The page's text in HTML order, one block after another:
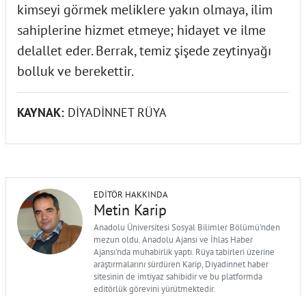
kimseyi görmek meliklere yakın olmaya, ilim
sahiplerine hizmet etmeye; hidayet ve ilme
delallet eder. Berrak, temiz şişede zeytinyağı
bolluk ve berekettir.
KAYNAK: DİYADİNNET RÜYA
EDITÖR HAKKINDA
Metin Karip
Anadolu Üniversitesi Sosyal Bilimler Bölümü'nden
mezun oldu. Anadolu Ajansı ve İhlas Haber
Ajansı'nda muhabirlik yaptı. Rüya tabirleri üzerine
araştırmalarını sürdüren Karip, Diyadinnet haber
sitesinin de imtiyaz sahibidir ve bu platformda
editörlük görevini yürütmektedir.